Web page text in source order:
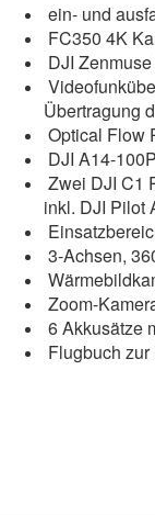
ein- und
FC350 4K
DJI
Übertragung
Optical Flow
DJI A14-
Zwei DJI C1
inkl. DJI Pilot
3-Achsen,
Zoom-
6 Akkusätze
Flugbuch